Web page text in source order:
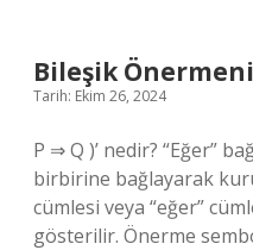
Bileşik
Tarih: Ekim 26, 2024
P ⇒ Q )’ nedir? “Eğer”
birbirine bağlayarak
cümlesi veya “eğer”
gösterilir. Önerme